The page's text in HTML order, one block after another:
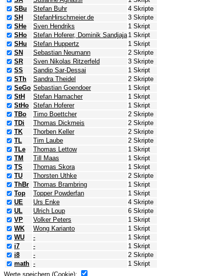
SBu
Stefan Buhr
4 Skripte
SH
StefanHirschmeier.de
3 Skripte
SHe
Sven Hendriks
1 Skript
SHo
Stefan Hoferer, Dominik Sandjaja 1 Skript
SHu
Stefan Huppertz
1 Skript
SN
Sebastian Neumann
2 Skripte
SR
Sven Nikolas Ritzerfeld
3 Skripte
SS
Sandip Sar-Dessai
1 Skript
STh
Sandra Theidel
2 Skripte
SeGo Sebastian Goendoer
1 Skript
StH
Stefan Hamacher
1 Skript
StHo Stefan Hoferer
1 Skript
TBo
Timo Boettcher
2 Skripte
TDi
Thomas Dickmeis
2 Skripte
TK
Thorben Keller
2 Skripte
TL
Tim Laube
2 Skripte
TLe
Thomas Lettow
1 Skript
TM
Till Maas
1 Skript
TS
Thomas Skora
1 Skript
TU
Thorsten Uthke
2 Skripte
ThBr Thomas Brambring
1 Skript
Top
Topper Powderfan
1 Skript
UE
Urs Enke
4 Skripte
UL
Ulrich Loup
6 Skripte
VP
Volker Peters
1 Skript
WK
Wong Karianto
1 Skript
WU
-
1 Skript
i7
-
1 Skript
i8
-
2 Skripte
math -
1 Skript
Werte speichern (Cookie):